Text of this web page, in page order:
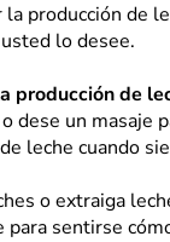
producción de
lo desee.
producción de
dese un masaje
leche cuando
o extraiga
para sentirse